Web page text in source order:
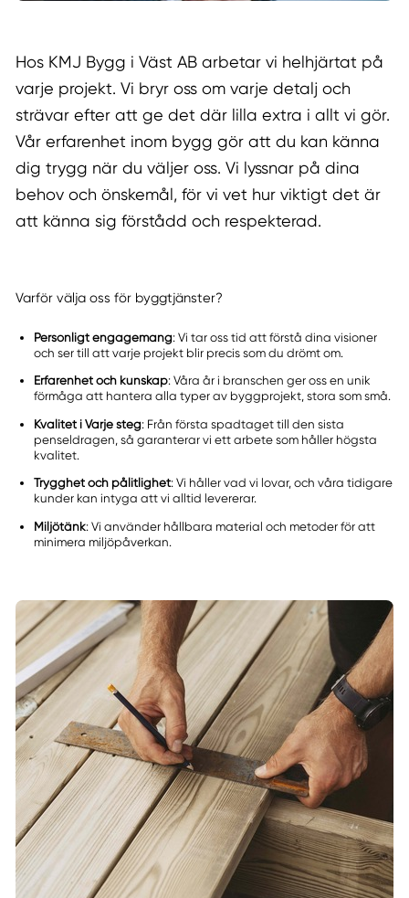
Hos KMJ Bygg i Väst AB arbetar vi helhjärtat på
varje projekt. Vi bryr oss om varje detalj och
strävar efter att ge det där lilla extra i allt vi gör.
Vår erfarenhet inom bygg gör att du kan känna
dig trygg när du väljer oss. Vi lyssnar på dina
behov och önskemål, för vi vet hur viktigt det är
att känna sig förstådd och respekterad.
Varför välja oss för byggtjänster?
Personligt engagemang: Vi tar oss tid att förstå dina visioner
och ser till att varje projekt blir precis som du drömt om.
Erfarenhet och kunskap: Våra år i branschen ger oss en unik
förmåga att hantera alla typer av byggprojekt, stora som små.
Kvalitet i Varje steg: Från första spadtaget till den sista
penseldragen, så garanterar vi ett arbete som håller högsta
kvalitet.
Trygghet och pålitlighet: Vi håller vad vi lovar, och våra tidigare
kunder kan intyga att vi alltid levererar.
Miljötänk: Vi använder hållbara material och metoder för att
minimera miljöpåverkan.